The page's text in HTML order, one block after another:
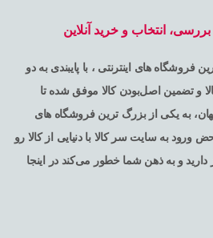
انتخاب و خرید آنلاین
فروشگاه های اینترنتی ، با پایبندی به دو
و تضمین اصل‌بودن کالا موفق شده تا
به یکی از بزرگ ترین فروشگاه های
ورود به سایت سر کالا با دنیایی از کالا رو
و به ذهن شما خطور می‌کند در اینجا